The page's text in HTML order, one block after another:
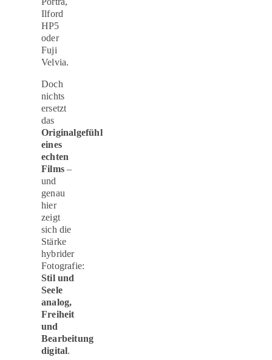
Ilford
HP5
oder
Fuji
Velvia.
Doch
nichts
ersetzt
das
Originalgefühl
eines
echten
Films –
und
genau
hier
zeigt
sich die
Stärke
hybrider
Fotografie:
Stil und
Seele
analog,
Freiheit
und
Bearbeitung
digital.